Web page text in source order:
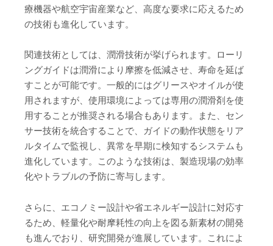
療機器や航空宇宙産業など、高度な要求に応えるため
の技術も進化しています。
関連技術としては、潤滑技術が挙げられます。ローリ
ングガイドは潤滑により摩擦を低減させ、寿命を延ば
すことが可能です。一般的にはグリースやオイルが使
用されますが、使用環境によっては専用の潤滑剤を使
用することが推奨される場合もあります。また、セン
サー技術を統合することで、ガイドの動作状態をリア
ルタイムで監視し、異常を早期に検知するシステムも
進化しています。このような技術は、製造現場の効率
化やトラブルの予防に寄与します。
さらに、エコノミー設計や省エネルギー設計に対応す
るため、軽量化や耐摩耗性の向上を図る新素材の開発
も進んでおり、研究開発が進展しています。これによ